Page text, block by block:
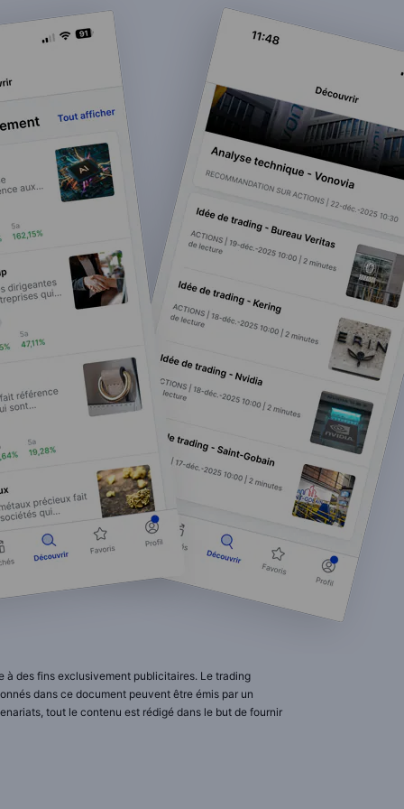
à des fins exclusivement publicitaires. Le trading
dans ce document peuvent être émis par un
tout le contenu est rédigé dans le but de fournir